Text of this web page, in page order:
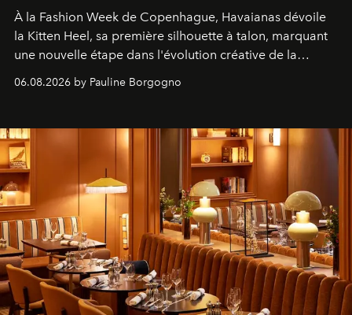
À la Fashion Week de Copenhague, Havaianas dévoile
la Kitten Heel, sa première silhouette à talon, marquant
une nouvelle étape dans l'évolution créative de la
06.08.2026 by Pauline Borgogno